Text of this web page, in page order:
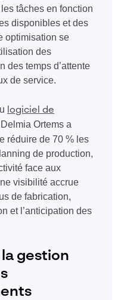
tâches en fonction
disponibles et des
optimisation se
des
des temps d’attente
de service.
logiciel de
Delmia Ortems a
réduire de 70 % les
de production,
face aux
visibilité accrue
de fabrication,
et l’anticipation des
gestion